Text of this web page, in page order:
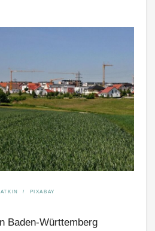
/ PIXABAY
Baden-Württemberg